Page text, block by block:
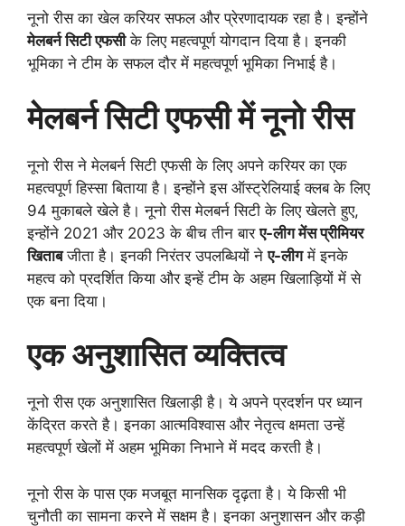
नूनो रीस का खेल करियर सफल और प्रेरणादायक रहा है। इन्होंने
मेलबर्न सिटी एफसीके लिए महत्वपूर्ण योगदान दिया है। इनकी
भूमिका ने टीम के सफल दौर में महत्वपूर्ण भूमिका निभाई है।
मेलबर्न सिटी एफसी में नूनो रीस
नूनो रीस ने मेलबर्न सिटी एफसी के लिए अपने करियर का एक
महत्वपूर्ण हिस्सा बिताया है। इन्होंने इस ऑस्ट्रेलियाई क्लब के लिए
94 मुकाबले खेले है। नूनो रीस मेलबर्न सिटी के लिए खेलते हुए,
इन्होंने 2021 और 2023 के बीच तीन बारए-लीग मेंस प्रीमियर
खिताबजीता है। इनकी निरंतर उपलब्धियों नेए-लीगमें इनके
महत्व को प्रदर्शित किया और इन्हें टीम के अहम खिलाड़ियों में से
एक बना दिया।
एक अनुशासित व्यक्तित्व
नूनो रीस एक अनुशासित खिलाड़ी है। ये अपने प्रदर्शन पर ध्यान
केंद्रित करते है। इनका आत्मविश्वास और नेतृत्व क्षमता उन्हें
महत्वपूर्ण खेलों में अहम भूमिका निभाने में मदद करती है।
नूनो रीस के पास एक मजबूत मानसिक दृढ़ता है। ये किसी भी
चुनौती का सामना करने में सक्षम है। इनका अनुशासन और कड़ी